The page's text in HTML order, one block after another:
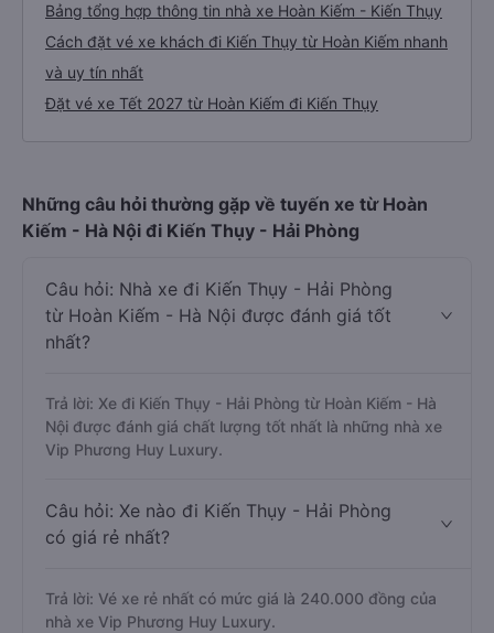
Bảng tổng hợp thông tin nhà xe Hoàn Kiếm - Kiến Thụy
Cách đặt vé xe khách đi Kiến Thụy từ Hoàn Kiếm nhanh
và uy tín nhất
Đặt vé xe Tết 2027 từ Hoàn Kiếm đi Kiến Thụy
Những câu hỏi thường gặp về tuyến xe từ Hoàn
Kiếm - Hà Nội đi Kiến Thụy - Hải Phòng
Câu hỏi: Nhà xe đi Kiến Thụy - Hải Phòng
từ Hoàn Kiếm - Hà Nội được đánh giá tốt
nhất?
Trả lời: Xe đi Kiến Thụy - Hải Phòng từ Hoàn Kiếm - Hà
Nội được đánh giá chất lượng tốt nhất là những nhà xe
Vip Phương Huy Luxury.
Câu hỏi: Xe nào đi Kiến Thụy - Hải Phòng
có giá rẻ nhất?
Trả lời: Vé xe rẻ nhất có mức giá là 240.000 đồng của
nhà xe Vip Phương Huy Luxury.